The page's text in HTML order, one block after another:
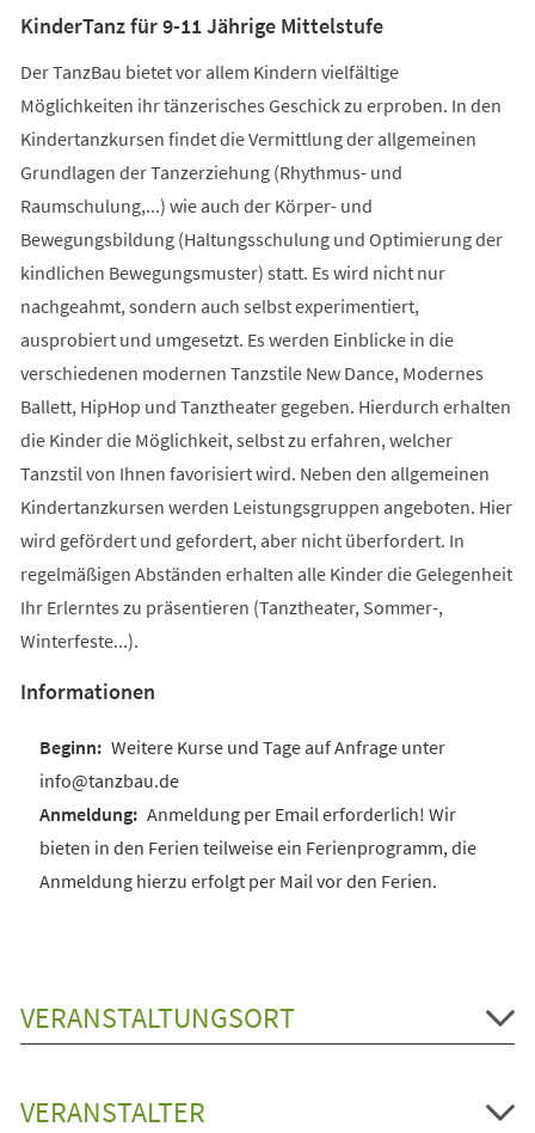
KinderTanz für 9-11 Jährige Mittelstufe
Der TanzBau bietet vor allem Kindern vielfältige
Möglichkeiten ihr tänzerisches Geschick zu erproben. In den
Kindertanzkursen findet die Vermittlung der allgemeinen
Grundlagen der Tanzerziehung (Rhythmus- und
Raumschulung,...) wie auch der Körper- und
Bewegungsbildung (Haltungsschulung und Optimierung der
kindlichen Bewegungsmuster) statt. Es wird nicht nur
nachgeahmt, sondern auch selbst experimentiert,
ausprobiert und umgesetzt. Es werden Einblicke in die
verschiedenen modernen Tanzstile New Dance, Modernes
Ballett, HipHop und Tanztheater gegeben. Hierdurch erhalten
die Kinder die Möglichkeit, selbst zu erfahren, welcher
Tanzstil von Ihnen favorisiert wird. Neben den allgemeinen
Kindertanzkursen werden Leistungsgruppen angeboten. Hier
wird gefördert und gefordert, aber nicht überfordert. In
regelmäßigen Abständen erhalten alle Kinder die Gelegenheit
Ihr Erlerntes zu präsentieren (Tanztheater, Sommer-,
Winterfeste...).
Informationen
Weitere Kurse und Tage auf Anfrage unter
info@tanzbau.de
Anmeldung per Email erforderlich! Wir
bieten in den Ferien teilweise ein Ferienprogramm, die
Anmeldung hierzu erfolgt per Mail vor den Ferien.
VERANSTALTUNGSORT
VERANSTALTER